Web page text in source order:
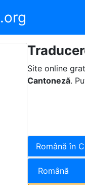
.org
Site online
Cantoneză.
Română în
Română